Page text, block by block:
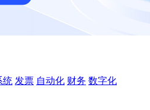
统 发票 自动化 财务 数字化